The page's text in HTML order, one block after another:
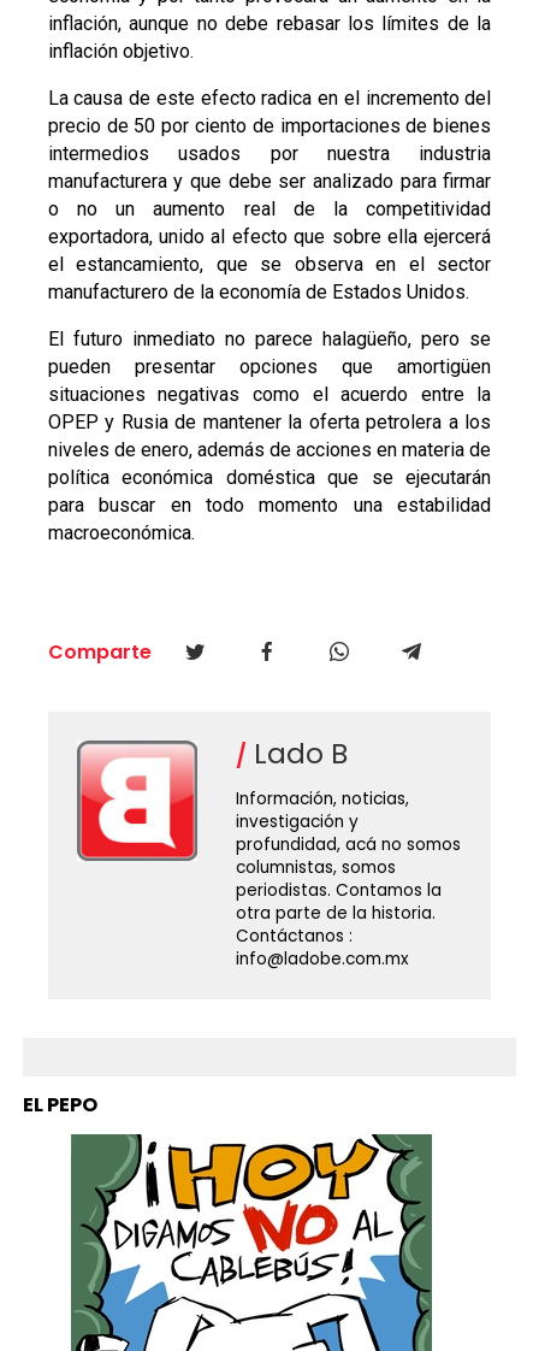
inflación, aunque no debe rebasar los límites de la
inflación objetivo.
La causa de este efecto radica en el incremento del
precio de 50 por ciento de importaciones de bienes
intermedios usados por nuestra industria
manufacturera y que debe ser analizado para firmar
o no un aumento real de la competitividad
exportadora, unido al efecto que sobre ella ejercerá
el estancamiento, que se observa en el sector
manufacturero de la economía de Estados Unidos.
El futuro inmediato no parece halagüeño, pero se
pueden presentar opciones que amortigüen
situaciones negativas como el acuerdo entre la
OPEP y Rusia de mantener la oferta petrolera a los
niveles de enero, además de acciones en materia de
política económica doméstica que se ejecutarán
para buscar en todo momento una estabilidad
macroeconómica.
Comparte
Lado B
Información, noticias,
investigación y
profundidad, acá no somos
columnistas, somos
periodistas. Contamos la
otra parte de la historia.
Contáctanos :
info@ladobe.com.mx
EL PEPO